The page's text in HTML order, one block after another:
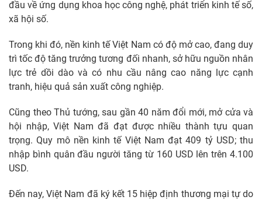
đầu về ứng dụng khoa học công nghệ, phát triển kinh tế số,
xã hội số.
Trong khi đó, nền kinh tế Việt Nam có độ mở cao, đang duy
trì tốc độ tăng trưởng tương đối nhanh, sở hữu nguồn nhân
lực trẻ dồi dào và có nhu cầu nâng cao năng lực cạnh
tranh, hiệu quả sản xuất công nghiệp.
Cũng theo Thủ tướng, sau gần 40 năm đổi mới, mở cửa và
hội nhập, Việt Nam đã đạt được nhiều thành tựu quan
trọng. Quy mô nền kinh tế Việt Nam đạt 409 tỷ USD; thu
nhập bình quân đầu người tăng từ 160 USD lên trên 4.100
USD.
Đến nay, Việt Nam đã ký kết 15 hiệp định thương mại tự do